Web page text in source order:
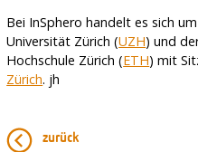
Bei InSphero handelt es sich
Universität Zürich (UZH) und
Hochschule Zürich (ETH) mit
Zürich. jh
zurück